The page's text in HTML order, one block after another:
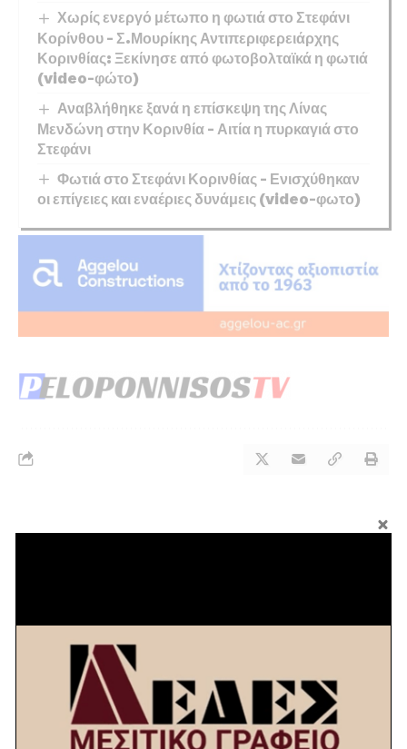
Χωρίς ενεργό μέτωπο η φωτιά στο Στεφάνι
Κορίνθου – Σ.Μουρίκης Αντιπεριφερειάρχης
Κορινθίας: Ξεκίνησε από φωτοβολταϊκά η φωτιά
(video-φώτο)
Αναβλήθηκε ξανά η επίσκεψη της Λίνας
Μενδώνη στην Κορινθία – Αιτία η πυρκαγιά στο
Στεφάνι
Φωτιά στο Στεφάνι Κορινθίας – Ενισχύθηκαν
οι επίγειες και εναέριες δυνάμεις (video-φωτο)